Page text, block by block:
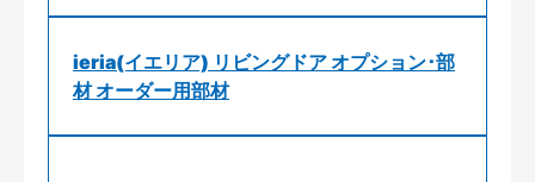
ieria(イエリア) リビングドア オプション･部
材 オーダー用部材